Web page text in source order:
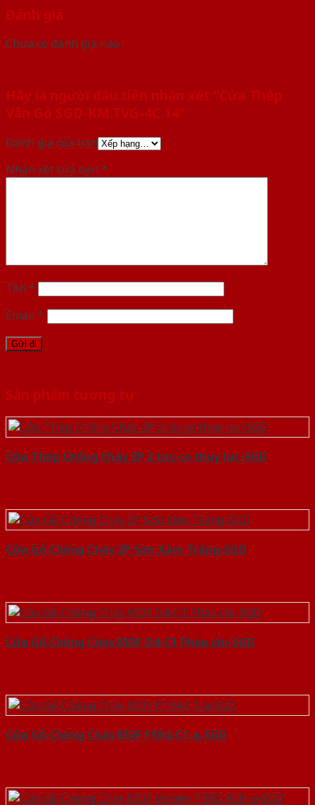
Đánh giá
Chưa có đánh giá nào.
Hãy là người đầu tiên nhận xét “Cửa Thép
Vân Gỗ SGD-KM.TVG-4C.14”
Đánh giá của bạn
Nhận xét của bạn *
Tên *
Email *
Sản phẩm tương tự
Cửa Thép Chống Cháy 2P 2 tay co thuy luc-SGD
Cửa Gỗ Chống Cháy 2P Sơn Xám Trắng-SGD
Cửa Gỗ Chống Cháy MDF O4-C1 Phào chi-SGD
Cửa Gỗ Chống Cháy MDF P1R4-C1-a-SGD